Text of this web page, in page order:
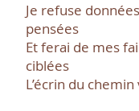
Je refuse
pensées
Et ferai de mes
ciblées
L’écrin du